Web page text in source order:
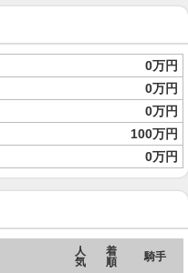
0万円
0万円
0万円
100万円
0万円
人
気
着
順
騎手